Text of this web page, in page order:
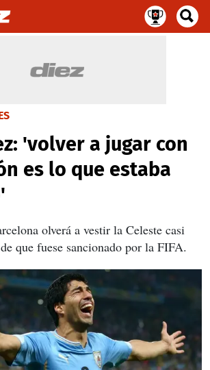
'volver a jugar con
es lo que estaba
olverá a vestir la Celeste casi
que fuese sancionado por la FIFA.